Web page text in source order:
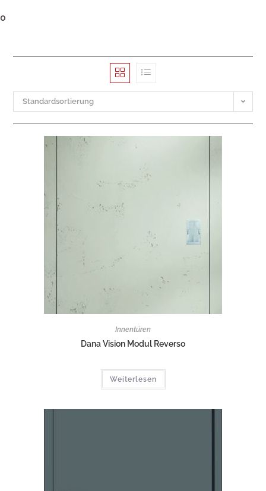
0
Standardsortierung
Innentüren
Dana Vision Modul Reverso
Weiterlesen